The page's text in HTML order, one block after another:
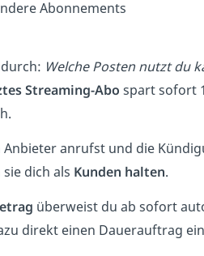
Abonnements
durch: Welche Posten nutzt du
Streaming-Abo spart sofort
Anbieter anrufst und die
dich als Kunden halten.
überweist du ab sofort
direkt einen Dauerauftrag